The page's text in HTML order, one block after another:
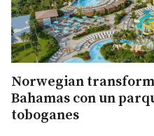
Norwegian
Bahamas con un
toboganes